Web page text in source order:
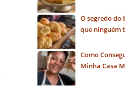
O segredo
que ninguém
Como
Minha Casa